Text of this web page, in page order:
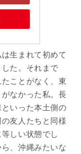
生まれて初めて
た。それまで
ことがなく、東
なかった私。長
いった本土側の
友人たちと同様
しい状態でし
、沖縄みたいな